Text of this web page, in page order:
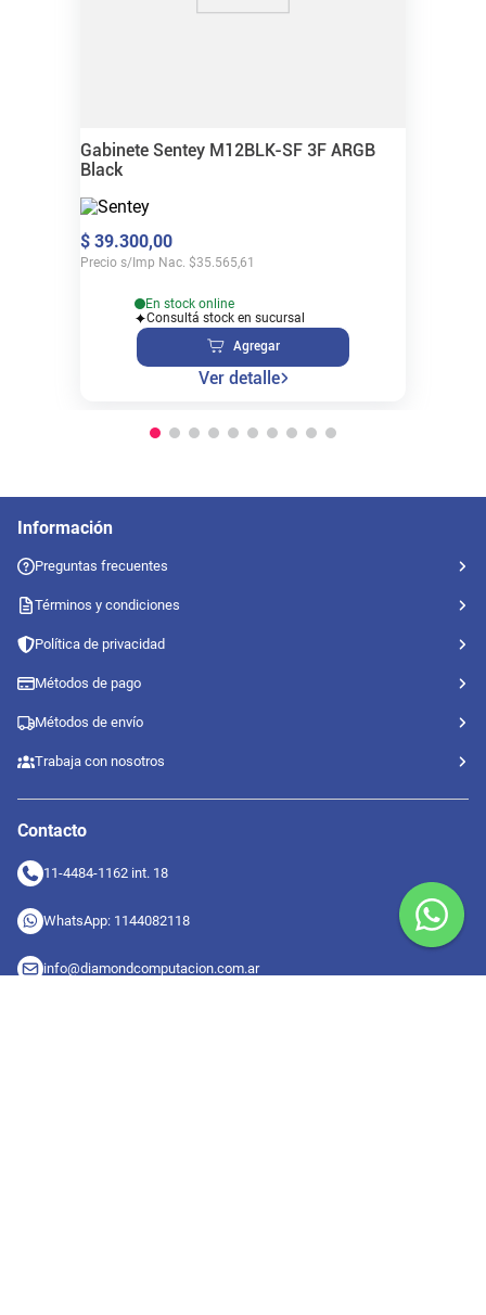
Gabinete Sentey M12BLK-SF 3F ARGB
Black
$ 39.300,00
Precio s/Imp Nac. $35.565,61
En stock online
Consultá stock en sucursal
Agregar
Ver detalle
Información
Preguntas frecuentes
Términos y condiciones
Política de privacidad
Métodos de pago
Métodos de envío
Trabaja con nosotros
Contacto
11-4484-1162 int. 18
WhatsApp: 1144082118
info@diamondcomputacion.com.ar